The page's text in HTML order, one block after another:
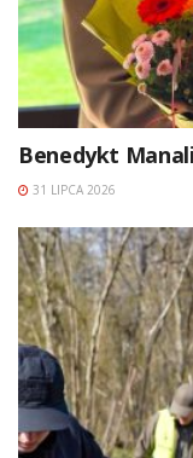
Benedykt
31 LIPCA 2026